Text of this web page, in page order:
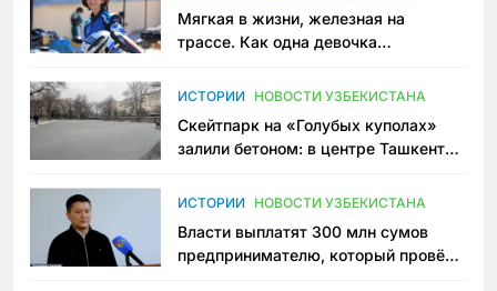
Мягкая в жизни, железная на
трассе. Как одна девочка
Узбекистане
ИСТОРИИ НОВОСТИ УЗБЕКИСТАНА
Скейтпарк на «Голубых куполах»
залили бетоном: в центре Ташкента
пространство
ИСТОРИИ НОВОСТИ УЗБЕКИСТАНА
Власти выплатят 300 млн сумов
предпринимателю, который провёл